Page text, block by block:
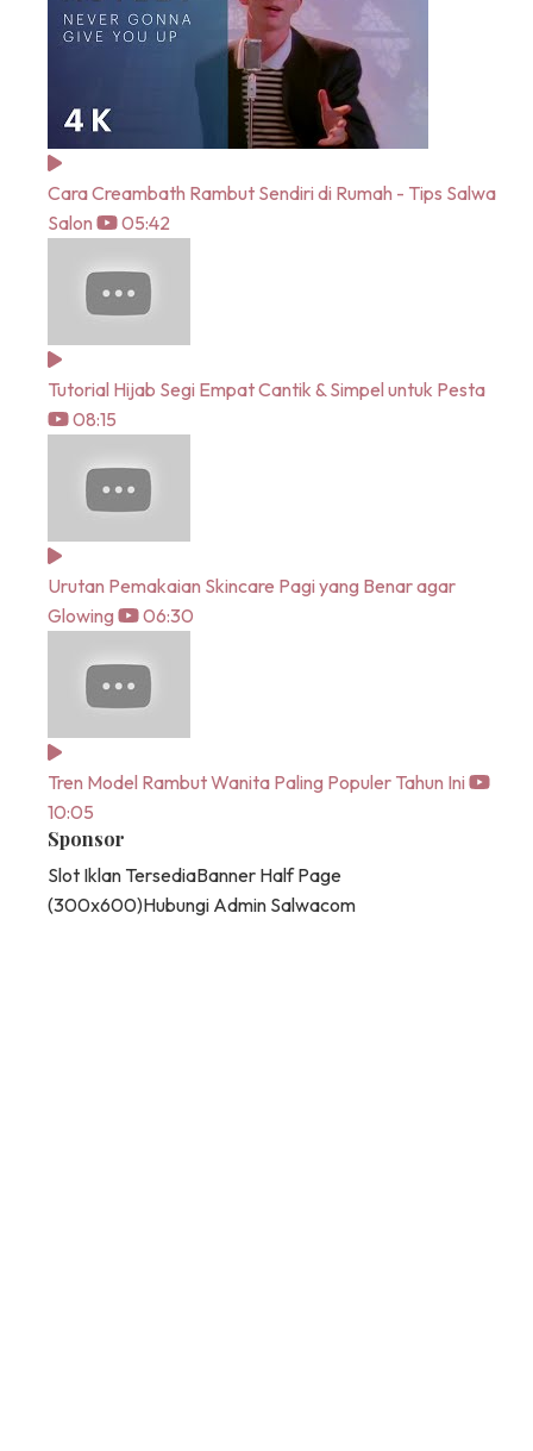
Cara Creambath Rambut Sendiri di Rumah - Tips Salwa
Salon
05:42
Tutorial Hijab Segi Empat Cantik & Simpel untuk Pesta
08:15
Urutan Pemakaian Skincare Pagi yang Benar agar
Glowing
06:30
Tren Model Rambut Wanita Paling Populer Tahun Ini
10:05
Sponsor
Slot Iklan TersediaBanner Half Page
(300x600)Hubungi Admin Salwacom